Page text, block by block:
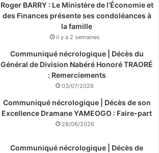
Roger BARRY : Le Ministère de l’Économie et
des Finances présente ses condoléances à
la famille
il y a 2 semaines
Communiqué nécrologique | Décès du
Général de Division Nabéré Honoré TRAORÉ
: Remerciements
03/07/2026
Communiqué nécrologique | Décès de son
Excellence Dramane YAMEOGO : Faire-part
28/06/2026
Communiqué nécrologique | Décès de